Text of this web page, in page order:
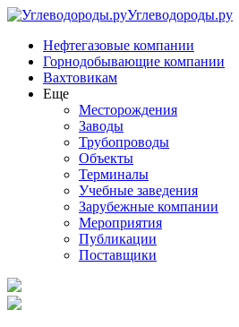
Углеводороды.ру
Нефтегазовые компании
Горнодобывающие компании
Вахтовикам
Еще
Месторождения
Заводы
Трубопроводы
Объекты
Терминалы
Учебные заведения
Зарубежные компании
Мероприятия
Публикации
Поставщики